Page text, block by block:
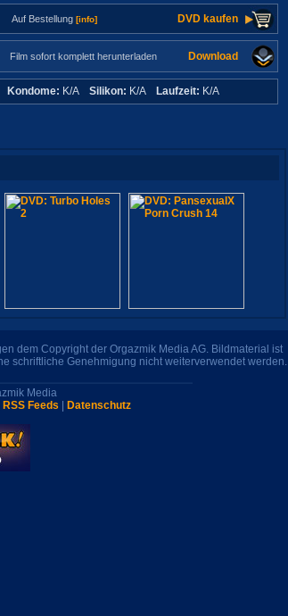
Auf Bestellung [info] DVD kaufen
Film sofort komplett herunterladen Download
Kondome: K/A Silikon: K/A Laufzeit: K/A
dem Copyright der Orgazmik Media AG. Bildmaterial ist
schriftliche Genehmigung nicht weiterverwendet werden.
Media
RSS Feeds Datenschutz